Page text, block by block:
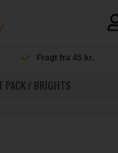
Fragt fra 45 kr.
PACK / BRIGHTS